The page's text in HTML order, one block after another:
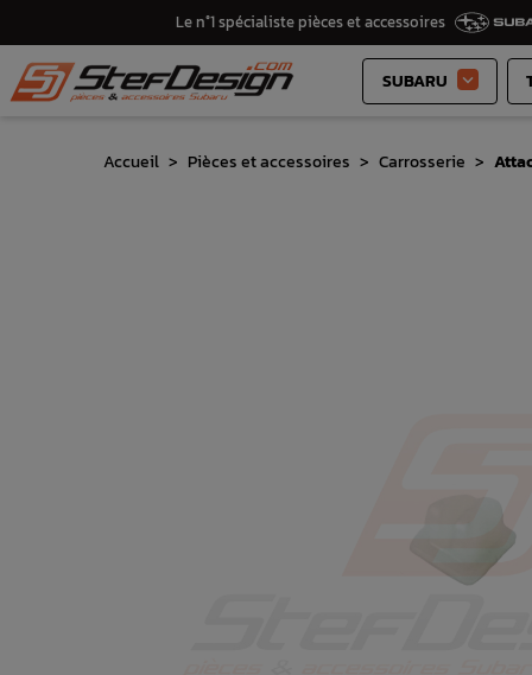
Le n°1 spécialiste pièces et accessoires
SUBARU 
Accueil Pièces et accessoires Carrosserie